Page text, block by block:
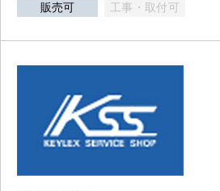
販売可 工事・取付可